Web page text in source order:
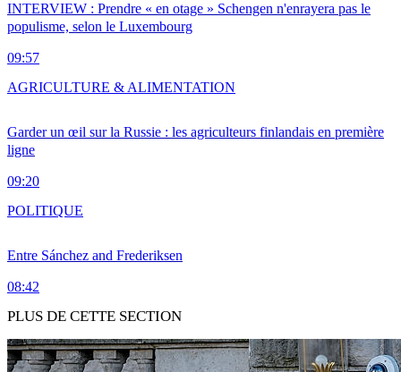
INTERVIEW : Prendre « en otage » Schengen n'enrayera pas le
populisme, selon le Luxembourg
09:57
Garder un œil sur la Russie : les agriculteurs finlandais en première
ligne
09:20
AGRICULTURE & ALIMENTATION
Entre Sánchez and Frederiksen
08:42
POLITIQUE
PLUS DE CETTE SECTION